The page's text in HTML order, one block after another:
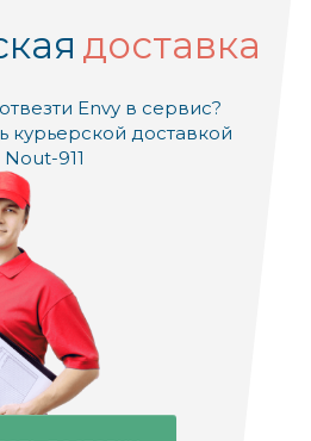
доставка
Envy в сервис?
курьерской доставкой
Nout-911